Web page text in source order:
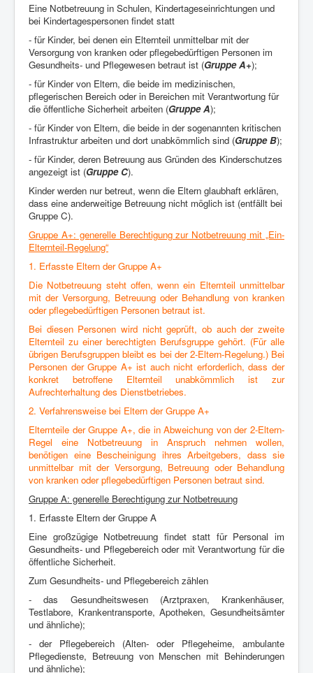
Eine Notbetreuung in Schulen, Kindertageseinrichtungen und
bei Kindertagespersonen findet statt
- für Kinder, bei denen ein Elternteil unmittelbar mit der
Versorgung von kranken oder pflegebedürftigen Personen im
Gesundheits- und Pflegewesen betraut ist (Gruppe A+);
- für Kinder von Eltern, die beide im medizinischen,
pflegerischen Bereich oder in Bereichen mit Verantwortung für
die öffentliche Sicherheit arbeiten (Gruppe A);
- für Kinder von Eltern, die beide in der sogenannten kritischen
Infrastruktur arbeiten und dort unabkömmlich sind (Gruppe B);
- für Kinder, deren Betreuung aus Gründen des Kinderschutzes
angezeigt ist (Gruppe C).
Kinder werden nur betreut, wenn die Eltern glaubhaft erklären,
dass eine anderweitige Betreuung nicht möglich ist (entfällt bei
Gruppe C).
Gruppe A+: generelle Berechtigung zur Notbetreuung mit „Ein-
Elternteil-Regelung“
1. Erfasste Eltern der Gruppe A+
Die Notbetreuung steht offen, wenn ein Elternteil unmittelbar
mit der Versorgung, Betreuung oder Behandlung von kranken
oder pflegebedürftigen Personen betraut ist.
Bei diesen Personen wird nicht geprüft, ob auch der zweite
Elternteil zu einer berechtigten Berufsgruppe gehört. (Für alle
übrigen Berufsgruppen bleibt es bei der 2-Eltern-Regelung.) Bei
Personen der Gruppe A+ ist auch nicht erforderlich,dass der
konkret betroffene Elternteil unabkömmlich ist zur
Aufrechterhaltung des Dienstbetriebes.
2. Verfahrensweise bei Eltern der Gruppe A+
Elternteile der Gruppe A+, die in Abweichung von der 2-Eltern-
Regel eine Notbetreuung in Anspruch nehmen wollen,
benötigen eine Bescheinigung ihres Arbeitgebers, dass sie
unmittelbar mit der Versorgung, Betreuung oder Behandlung
von kranken oder pflegebedürftigen Personen betraut sind.
Gruppe A: generelle Berechtigung zur Notbetreuung
1. Erfasste Eltern der Gruppe A
Eine großzügige Notbetreuung findet statt für Personal im
Gesundheits- und Pflegebereich oder mit Verantwortung für die
öffentliche Sicherheit.
Zum Gesundheits- und Pflegebereich zählen
- das Gesundheitswesen (Arztpraxen, Krankenhäuser,
Testlabore, Krankentransporte,Apotheken, Gesundheitsämter
und ähnliche);
- der Pflegebereich (Alten- oder Pflegeheime, ambulante
Pflegedienste, Betreuung von Menschen mit Behinderungen
und ähnliche);